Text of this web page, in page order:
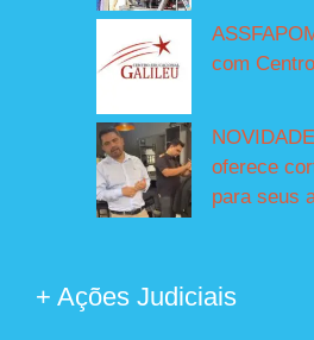
com
oferece
para seus
+ Ações Judiciais